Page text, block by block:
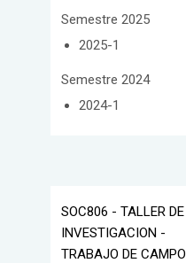
Semestre 2025
2025-1
Semestre 2024
2024-1
SOC806 - TALLER DE
INVESTIGACION -
TRABAJO DE CAMPO